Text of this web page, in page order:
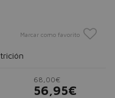
Marcar como favorito
68,00€
56,95€